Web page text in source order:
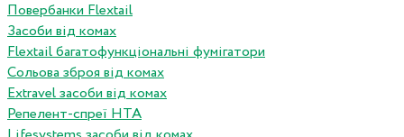
Повербанки Flextail
Засоби від комах
Flextail багатофункціональні фумігатори
Сольова зброя від комах
Extravel засоби від комах
Репелент-спреї HTA